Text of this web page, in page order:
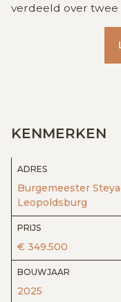
verdeeld over
KENMERKEN
ADRES
Burgemeester
Leopoldsburg
PRIJS
€ 349.500
BOUWJAAR
2025